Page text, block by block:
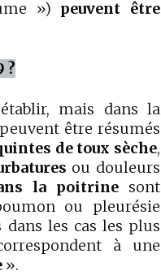
») peuvent être
?
mais dans la
être résumés
de toux sèche,
ou douleurs
la poitrine sont
ou pleurésie
dans les cas les plus
à une
».